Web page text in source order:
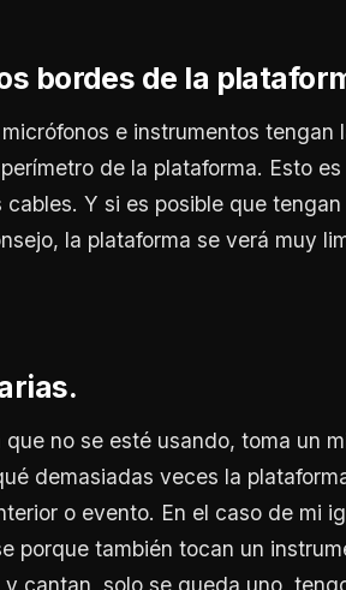
bordes de la
e instrumentos tengan
de la plataforma. Esto
Y si es posible que
la plataforma se verá muy
no se esté usando, toma un
demasiadas veces la
o evento. En el caso de mi
porque también tocan un
cantan, solo se queda uno,